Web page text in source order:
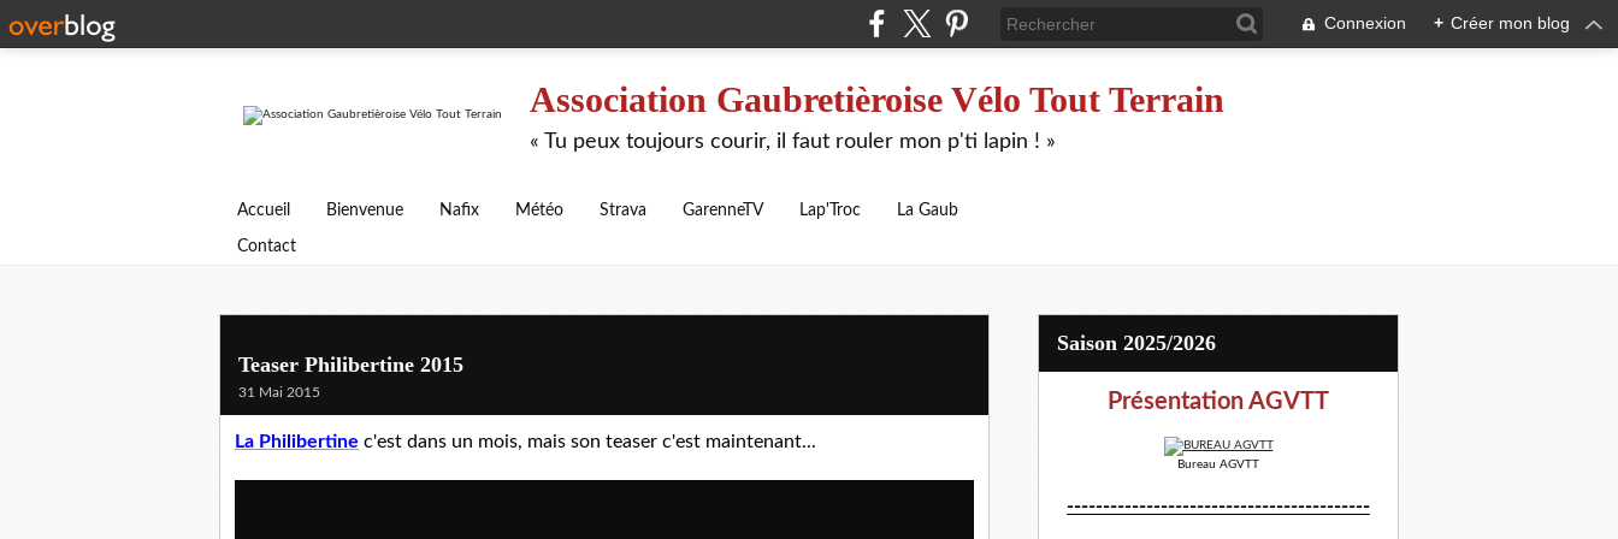
Connexion + Créer mon blog
Association Gaubretièroise Vélo Tout Terrain
« Tu peux toujours courir, il faut rouler mon p'ti lapin ! »
Accueil Bienvenue Nafix Météo Strava GarenneTV Lap'Troc La Gaub
Contact
Teaser Philibertine 2015
31 Mai 2015
La Philibertine c'est dans un mois, mais son teaser c'est maintenant...
Saison 2025/2026
Présentation AGVTT
Bureau AGVTT
------------------------------------------